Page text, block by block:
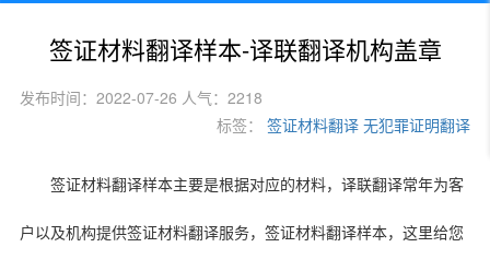
签证材料翻译样本-译联翻译机构盖章
发布时间：2022-07-26 人气：2218
标签：
签证材料翻译 无犯罪证明翻译
签证材料翻译样本主要是根据对应的材料，译联翻译常年为客
户以及机构提供签证材料翻译服务，签证材料翻译样本，这里给您